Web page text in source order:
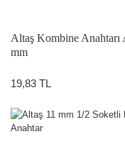
Altaş Kombine Anahtarı
mm
19,83 TL